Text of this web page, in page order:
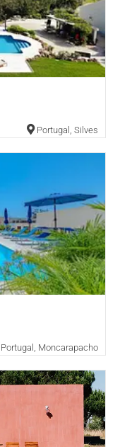
Portugal , Silves
Portugal , Moncarapacho